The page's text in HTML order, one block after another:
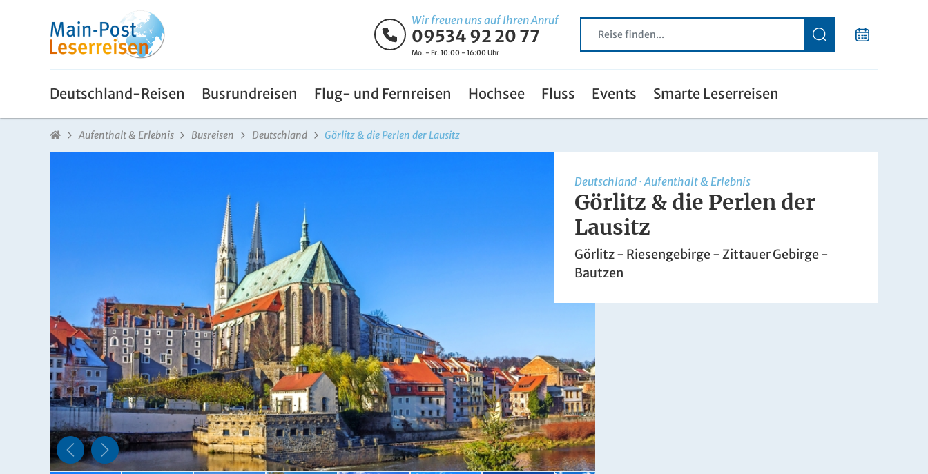
Wir freuen uns auf Ihren Anruf
09534 92 20 77
Mo. - Fr. 10:00 - 16:00 Uhr
Deutschland-Reisen Busrundreisen Flug- und Fernreisen Hochsee Fluss Events Smarte Leserreisen
Aufenthalt & Erlebnis Busreisen Deutschland Görlitz & die Perlen der Lausitz
Deutschland · Aufenthalt & Erlebnis
Görlitz & die Perlen der
Lausitz
Görlitz - Riesengebirge - Zittauer Gebirge -
Bautzen